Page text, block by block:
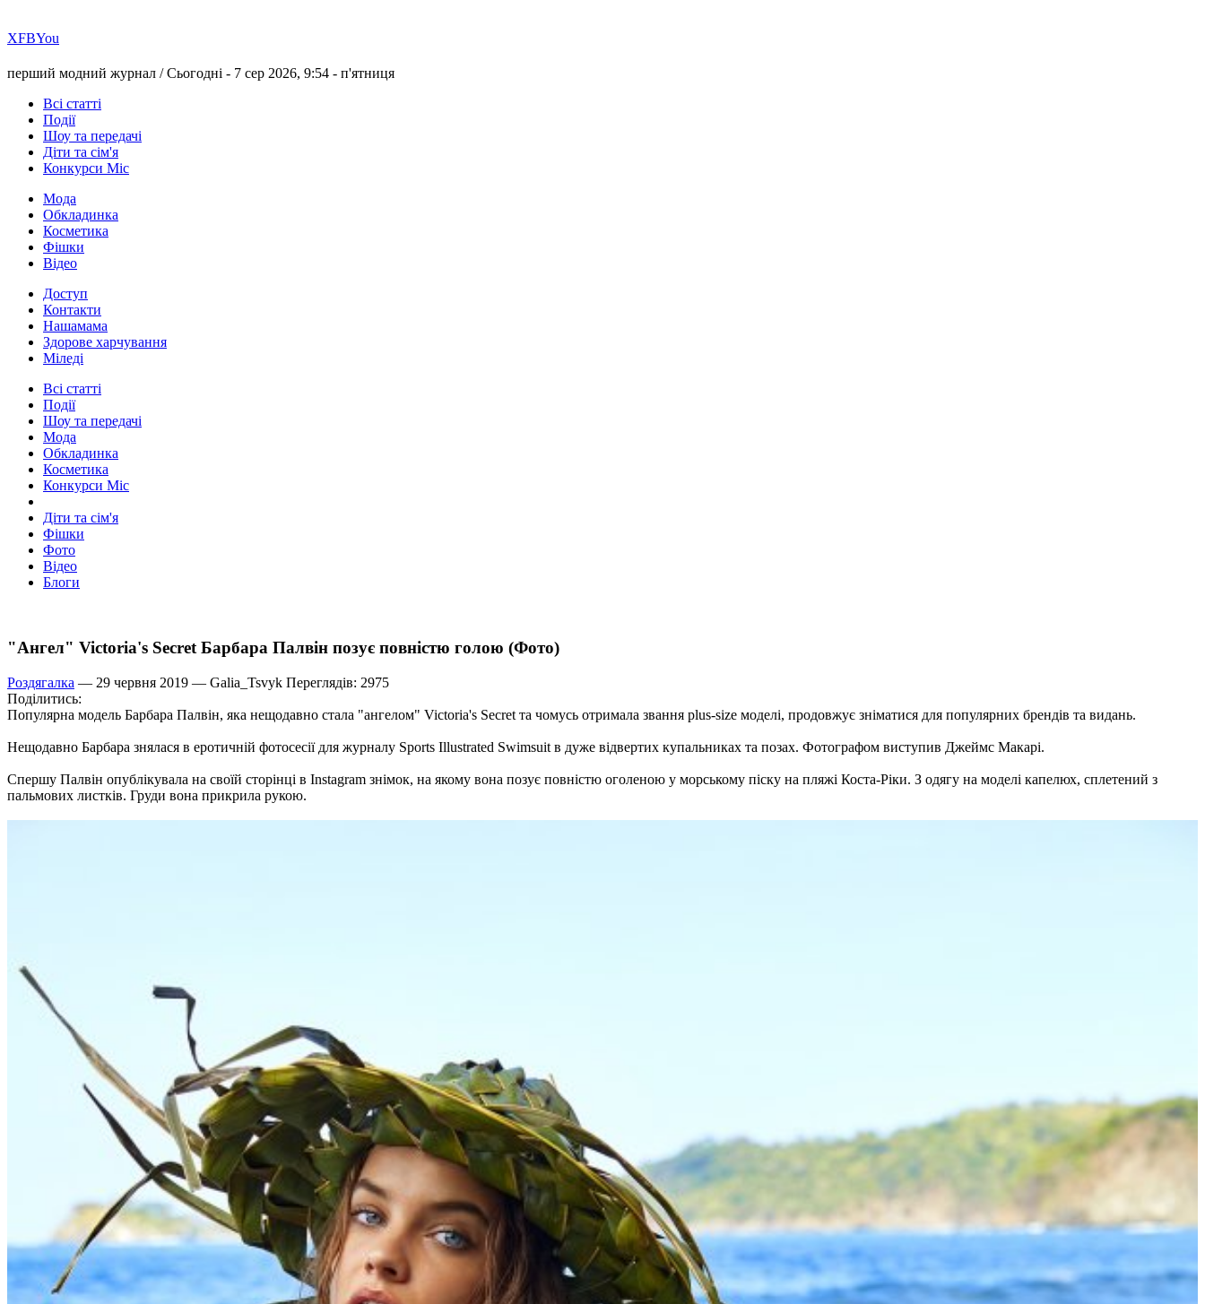
ХFBYou
перший модний журнал /Сьогодні - 7 сер 2026, 9:54 - п'ятниця
Всі статті
Події
Шоу та передачі
Діти та сім'я
Конкурси Міс
Мода
Обкладинка
Косметика
Фішки
Відео
Доступ
Контакти
Нашамама
Здорове харчування
Міледі
Всі статті
Події
Шоу та передачі
Мода
Обкладинка
Косметика
Конкурси Міс
Діти та сім'я
Фішки
Фото
Відео
Блоги
"Ангел" Victoria's Secret Барбара Палвін позує повністю голою (Фото)
Роздягалка — 29 червня 2019 — Galia_Tsvyk Переглядів: 2975
Поділитись:
Популярна модель Барбара Палвін, яка нещодавно стала "ангелом" Victoria's Secret та чомусь отримала звання plus-size моделі, продовжує зніматися для популярних брендів та видань.
Нещодавно Барбара знялася в еротичній фотосесії для журналу Sports Illustrated Swimsuit в дуже відвертих купальниках та позах. Фотографом виступив Джеймс Макарі.
Спершу Палвін опублікувала на своїй сторінці в Instagram знімок, на якому вона позує повністю оголеною у морському піску на пляжі Коста-Ріки. З одягу на моделі капелюх, сплетений з
пальмових листків. Груди вона прикрила рукою.